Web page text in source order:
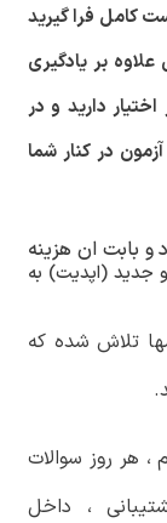
کامل فرا گیرید
بر یادگیری
دارید و در
در کنار شما
بابت ان هزینه
جدید (اپدیت) به
تلاش شده که
، هر روز سوالات
، داخل